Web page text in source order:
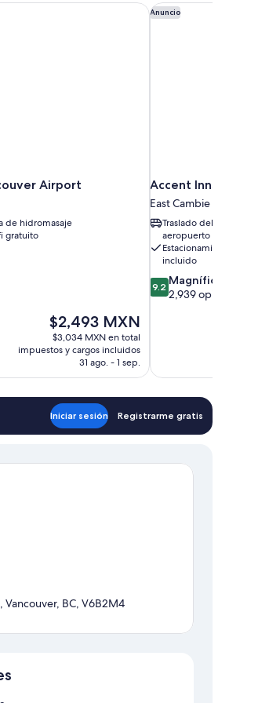
Airport
de hidromasaje
gratuito
El
precio
actual
de
$2,493 MXN
$3,034 MXN en total
impuestos y cargos incluidos
31 ago. - 1 sep.
Airport Anuncio
Accent Inns
East Cambie
Traslado del/al
aeropuerto gratis
Estacionamiento
incluido
9.2
de
9.2 Magnífico
2,939 opiniones
Accent Inns
Iniciar sesión Registrarme gratis
BC, V6B2M4